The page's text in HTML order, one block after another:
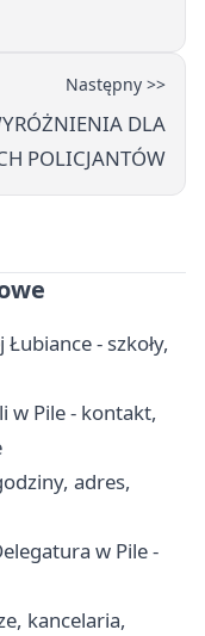
Następny >>
DLA
POLICJANTÓW
- szkoły,
w Pile - kontakt,
adres,
w Pile -
kancelaria,